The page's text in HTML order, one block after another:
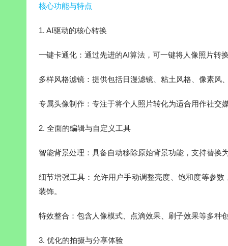
核心功能与特点
1. AI驱动的核心转换
一键卡通化：通过先进的AI算法，可一键将人像照片转
多样风格滤镜：提供包括日漫滤镜、粘土风格、像素风
专属头像制作：专注于将个人照片转化为适合用作社交
2. 全面的编辑与自定义工具
智能背景处理：具备自动移除原始背景功能，支持替换
细节增强工具：允许用户手动调整亮度、饱和度等参
装饰。
特效整合：包含人像模式、点滴效果、刷子效果等多种
3. 优化的拍摄与分享体验